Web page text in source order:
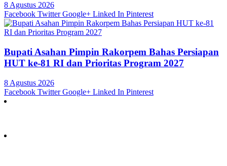
8 Agustus 2026
Facebook Twitter Google+ Linked In Pinterest
Bupati Asahan Pimpin Rakorpem Bahas Persiapan
HUT ke-81 RI dan Prioritas Program 2027
8 Agustus 2026
Facebook Twitter Google+ Linked In Pinterest